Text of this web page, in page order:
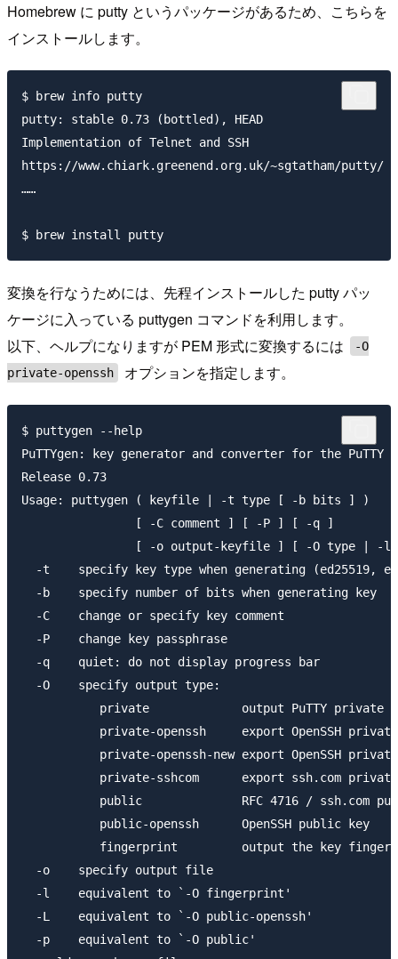
Homebrew に putty というパッケージがあるため、こちらを
インストールします。
$ brew info putty
putty: stable 0.73 (bottled), HEAD
Implementation of Telnet and SSH
https://www.chiark.greenend.org.uk/~sgtatham/putty/
……
変換を行なうためには、先程インストールした putty パッ
ケージに入っている puttygen コマンドを利用します。
以下、ヘルプになりますが PEM 形式に変換するには
-O
private-openssh
オプションを指定します。
$ puttygen --help
PuTTYgen: key generator and converter for the PuTTY
Release 0.73
Usage: puttygen ( keyfile | -t type [ -b bits ] )
                [ -C comment ] [ -P ] [ -q ]
[ -o output-keyfile ] [ -O type | -l
-t    specify key type when generating (ed25519,
  -b    specify number of bits when generating key
  -C    change or specify key comment
  -P    change key passphrase
  -q    quiet: do not display progress bar
  -O    specify output type:
private             output PuTTY private
private-openssh     export OpenSSH
private-openssh-new export OpenSSH
private-sshcom      export ssh.com
public              RFC 4716 / ssh.com
           public-openssh      OpenSSH public key
fingerprint         output the key
  -o    specify output file
  -l    equivalent to `-O fingerprint'
  -L    equivalent to `-O public-openssh'
  -p    equivalent to `-O public'